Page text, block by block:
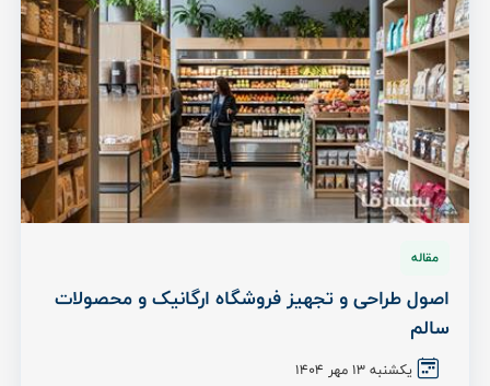
مقاله
اصول طراحی و تجهیز فروشگاه ارگانیک و محصولات
سالم
یکشنبه 13 مهر ۱۴۰۴